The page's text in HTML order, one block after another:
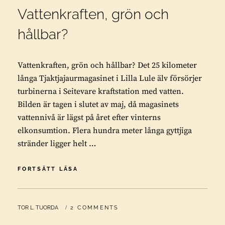
Vattenkraften, grön och
hållbar?
Vattenkraften, grön och hållbar? Det 25 kilometer
långa Tjaktjajaurmagasinet i Lilla Lule älv försörjer
turbinerna i Seitevare kraftstation med vatten.
Bilden är tagen i slutet av maj, då magasinets
vattennivå är lägst på året efter vinterns
elkonsumtion. Flera hundra meter långa gyttjiga
stränder ligger helt …
FORTSÄTT LÄSA
OCH
BY
TOR L. TUORDA 2 COMMENTS